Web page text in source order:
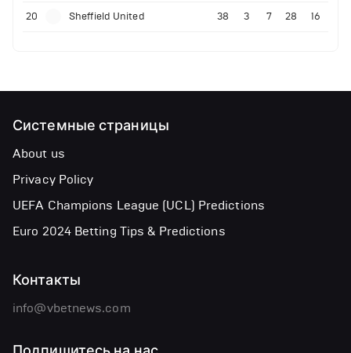
20 Sheffield United 38 3 7 28 16
Системные страницы
About us
Privacy Policy
UEFA Champions League (UCL) Predictions
Euro 2024 Betting Tips & Predictions
Контакты
info@vbetnews.com